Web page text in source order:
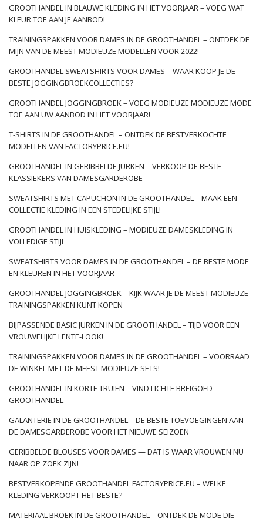
GROOTHANDEL IN BLAUWE KLEDING IN HET VOORJAAR – VOEG WAT
KLEUR TOE AAN JE AANBOD!
TRAININGSPAKKEN VOOR DAMES IN DE GROOTHANDEL – ONTDEK DE
MIJN VAN DE MEEST MODIEUZE MODELLEN VOOR 2022!
GROOTHANDEL SWEATSHIRTS VOOR DAMES – WAAR KOOP JE DE
BESTE JOGGINGBROEKCOLLECTIES?
GROOTHANDEL JOGGINGBROEK – VOEG MODIEUZE MODIEUZE MODE
TOE AAN UW AANBOD IN HET VOORJAAR!
T-SHIRTS IN DE GROOTHANDEL – ONTDEK DE BESTVERKOCHTE
MODELLEN VAN FACTORYPRICE.EU!
GROOTHANDEL IN GERIBBELDE JURKEN – VERKOOP DE BESTE
KLASSIEKERS VAN DAMESGARDEROBE
SWEATSHIRTS MET CAPUCHON IN DE GROOTHANDEL – MAAK EEN
COLLECTIE KLEDING IN EEN STEDELIJKE STIJL!
GROOTHANDEL IN HUISKLEDING – MODIEUZE DAMESKLEDING IN
VOLLEDIGE STIJL
SWEATSHIRTS VOOR DAMES IN DE GROOTHANDEL – DE BESTE MODE
EN KLEUREN IN HET VOORJAAR
GROOTHANDEL JOGGINGBROEK – KIJK WAAR JE DE MEEST MODIEUZE
TRAININGSPAKKEN KUNT KOPEN
BIJPASSENDE BASIC JURKEN IN DE GROOTHANDEL – TIJD VOOR EEN
VROUWELIJKE LENTE-LOOK!
TRAININGSPAKKEN VOOR DAMES IN DE GROOTHANDEL – VOORRAAD
DE WINKEL MET DE MEEST MODIEUZE SETS!
GROOTHANDEL IN KORTE TRUIEN – VIND LICHTE BREIGOED
GROOTHANDEL
GALANTERIE IN DE GROOTHANDEL – DE BESTE TOEVOEGINGEN AAN
DE DAMESGARDEROBE VOOR HET NIEUWE SEIZOEN
GERIBBELDE BLOUSES VOOR DAMES — DAT IS WAAR VROUWEN NU
NAAR OP ZOEK ZIJN!
BESTVERKOPENDE GROOTHANDEL FACTORYPRICE.EU – WELKE
KLEDING VERKOOPT HET BESTE?
MATERIAAL BROEK IN DE GROOTHANDEL – ONTDEK DE MODE DIE